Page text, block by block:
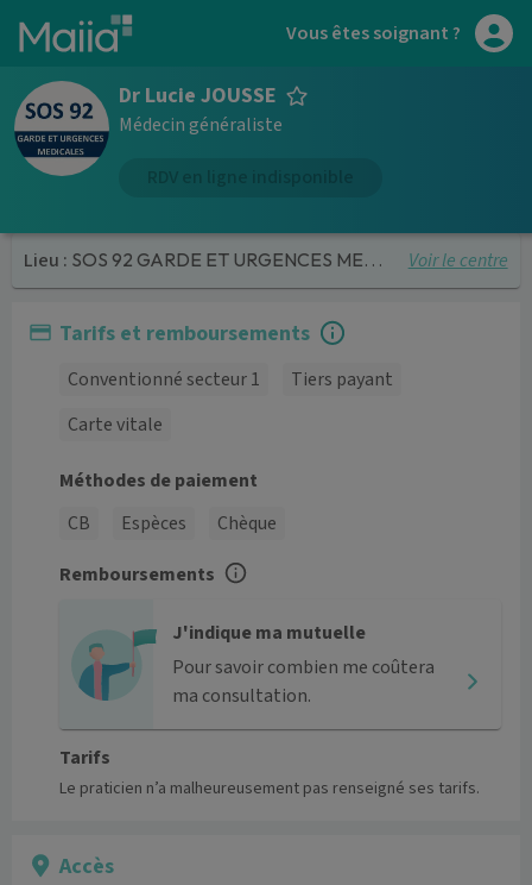
Aller au contenu principal Vous êtes soignant ?
Dr Lucie JOUSSE
Médecin généraliste
Lieu : SOS 92 GARDE ET URGENCES MEDICALES Voir le centre
Tarifs et remboursements
Conventionné secteur 1
Tiers payant
Carte vitale
Méthodes de paiement
CB
Espèces
Chèque
Remboursements
J'indique ma mutuelle
Pour savoir combien me coûtera
ma consultation.
Tarifs
Le praticien n’a malheureusement pas renseigné ses tarifs.
Accès